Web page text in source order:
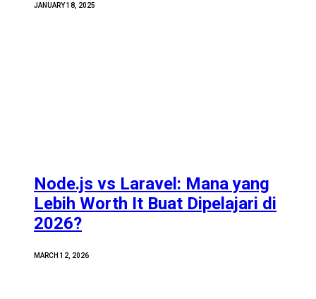
JANUARY 18, 2025
Node.js vs Laravel: Mana yang
Lebih Worth It Buat Dipelajari di
2026?
MARCH 12, 2026